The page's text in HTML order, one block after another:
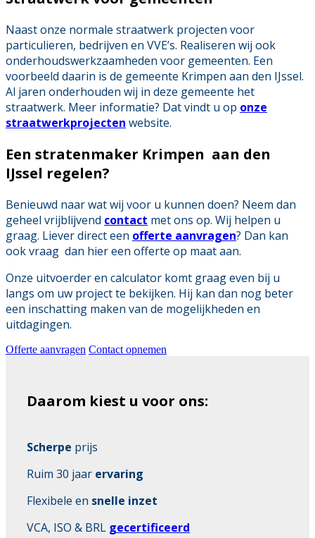
Naast onze normale straatwerk projecten voor
particulieren, bedrijven en VVE’s. Realiseren wij ook
onderhoudswerkzaamheden voor gemeenten. Een
voorbeeld daarin is de gemeente Krimpen aan den IJssel.
Al jaren onderhouden wij in deze gemeente het
straatwerk. Meer informatie? Dat vindt u op onze
straatwerkprojecten website.
Een stratenmaker Krimpen aan den
IJssel regelen?
Benieuwd naar wat wij voor u kunnen doen? Neem dan
geheel vrijblijvend contact met ons op. Wij helpen u
graag. Liever direct een offerte aanvragen? Dan kan
ook vraag dan hier een offerte op maat aan.
Onze uitvoerder en calculator komt graag even bij u
langs om uw project te bekijken. Hij kan dan nog beter
een inschatting maken van de mogelijkheden en
uitdagingen.
Offerte aanvragen Contact opnemen
Daarom kiest u voor ons:
Scherpe prijs
Ruim 30 jaar ervaring
Flexibele en snelle inzet
VCA, ISO & BRL gecertificeerd